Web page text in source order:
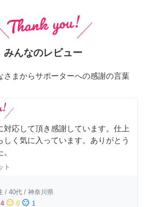
みんなのレビュー
さまからサポーターへの感謝の言葉
対応して頂き感謝しています。仕上
しく気に入っています。ありがとう
ト
/ 40代 / 神奈川県
4 sentiment_neutral 0 sentiment_dissatisfied 1